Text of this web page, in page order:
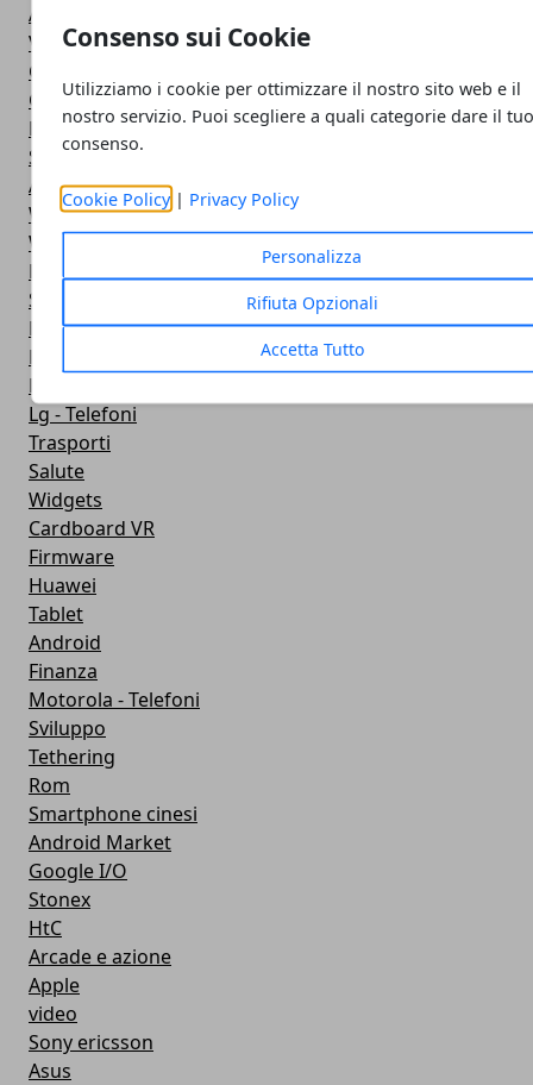
Consenso sui Cookie
Utilizziamo i cookie per ottimizzare il nostro sito web e il
nostro servizio. Puoi scegliere a quali categorie dare il
consenso.
Cookie Policy | Privacy Policy
Personalizza
Rifiuta Opzionali
Accetta Tutto
Applicazioni
Viaggi
Galaxy Note 5
Google Play
Fotografia
Stile di vita
Antivirus
Widget Orologio
Widget Meteo
Ricezione WiFi
Sport
Meteo
Rooting
Emulazione
Lg - Telefoni
Trasporti
Salute
Widgets
Cardboard VR
Firmware
Huawei
Tablet
Android
Finanza
Motorola - Telefoni
Sviluppo
Tethering
Rom
Smartphone cinesi
Android Market
Google I/O
Stonex
HtC
Arcade e azione
Apple
video
Sony ericsson
Asus